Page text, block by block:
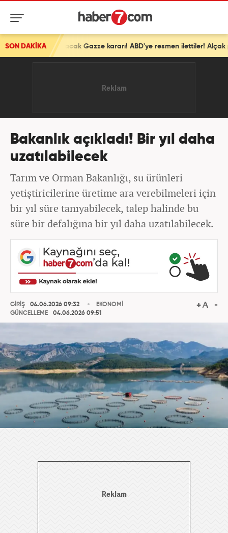
SON DAKİKA İsrail'den ortalığı karıştıracak Gazze kararı! ABD'ye resmen ilettiler! Alçak plan devrede
Bakanlık açıkladı! Bir yıl daha
uzatılabilecek
Tarım ve Orman Bakanlığı, su ürünleri
yetiştiricilerine üretime ara verebilmeleri için
bir yıl süre tanıyabilecek, talep halinde bu
süre bir defalığına bir yıl daha uzatılabilecek.
GİRİŞ
04.06.2026 09:32
GÜNCELLEME
04.06.2026 09:51
EKONOMİ